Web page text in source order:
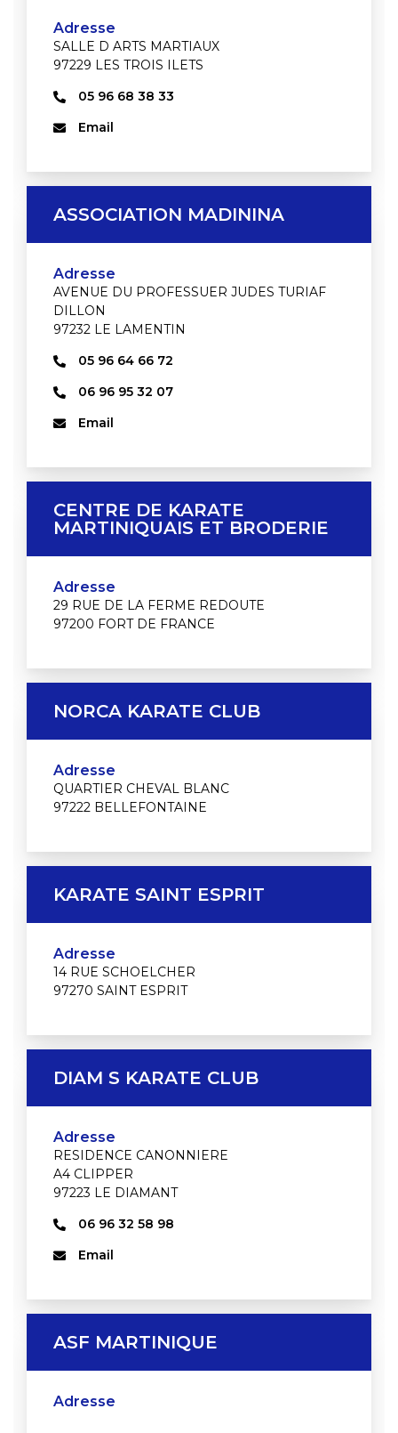
Adresse
SALLE D ARTS MARTIAUX
97229 LES TROIS ILETS
05 96 68 38 33
Email
ASSOCIATION MADININA
Adresse
AVENUE DU PROFESSUER JUDES TURIAF
DILLON
97232 LE LAMENTIN
05 96 64 66 72
06 96 95 32 07
Email
CENTRE DE KARATE
MARTINIQUAIS ET BRODERIE
Adresse
29 RUE DE LA FERME REDOUTE
97200 FORT DE FRANCE
NORCA KARATE CLUB
Adresse
QUARTIER CHEVAL BLANC
97222 BELLEFONTAINE
KARATE SAINT ESPRIT
Adresse
14 RUE SCHOELCHER
97270 SAINT ESPRIT
DIAM S KARATE CLUB
Adresse
RESIDENCE CANONNIERE
A4 CLIPPER
97223 LE DIAMANT
06 96 32 58 98
Email
ASF MARTINIQUE
Adresse